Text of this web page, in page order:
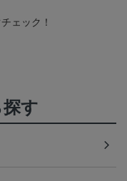
ェック！
す